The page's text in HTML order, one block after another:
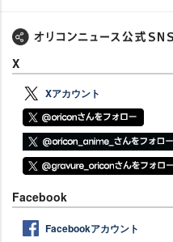
X
Xアカウント
Facebook
Facebookアカウント